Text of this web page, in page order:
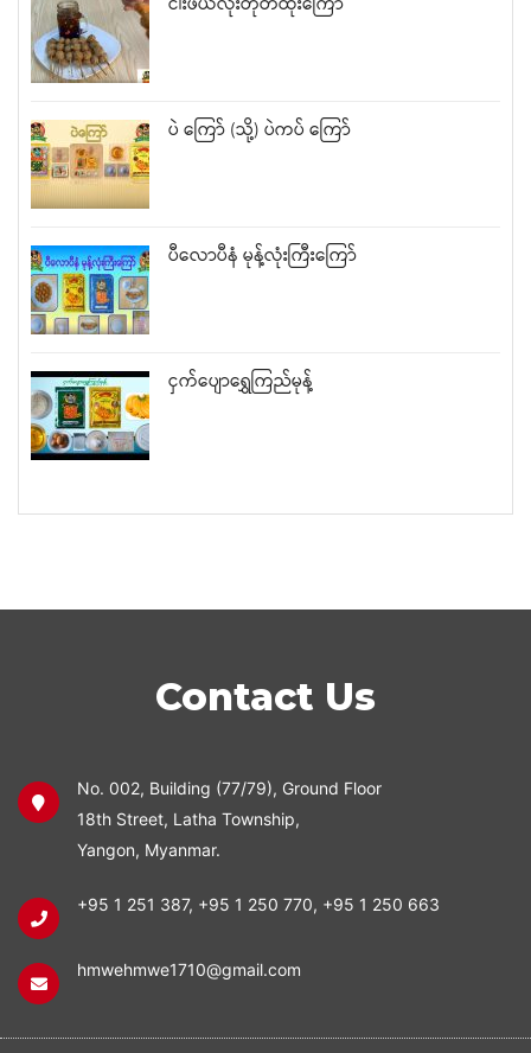
ပဲ ကြော် (သို့) ပဲကပ် ကြော်
ပီလောပီနံ မုန့်လုံးကြီးကြော်
ငှက်ပျောရွှေကြည်မုန့်
Contact Us
No. 002, Building (77/79), Ground Floor
18th Street, Latha Township,
Yangon, Myanmar.
+95 1 251 387, +95 1 250 770, +95 1 250 663
hmwehmwe1710@gmail.com